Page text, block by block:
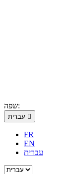
שפה:
עברית 
FR
EN
עברית